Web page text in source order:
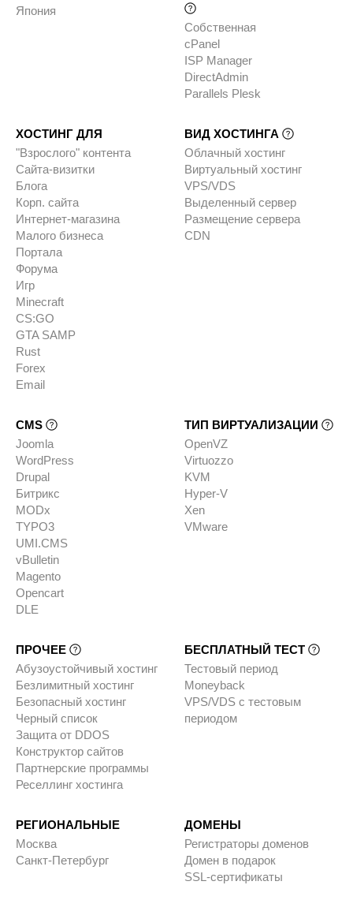
Япония
Собственная
cPanel
ISP Manager
DirectAdmin
Parallels Plesk
ХОСТИНГ ДЛЯ
"Взрослого" контента
Сайта-визитки
Блога
Корп. сайта
Интернет-магазина
Малого бизнеса
Портала
Форума
Игр
Minecraft
CS:GO
GTA SAMP
Rust
Forex
Email
ВИД ХОСТИНГА
Облачный хостинг
Виртуальный хостинг
VPS/VDS
Выделенный сервер
Размещение сервера
CDN
CMS
Joomla
WordPress
Drupal
Битрикс
MODx
TYPO3
UMI.CMS
vBulletin
Magento
Opencart
DLE
ТИП ВИРТУАЛИЗАЦИИ
OpenVZ
Virtuozzo
KVM
Hyper-V
Xen
VMware
ПРОЧЕЕ
Абузоустойчивый хостинг
Безлимитный хостинг
Безопасный хостинг
Черный список
Защита от DDOS
Конструктор сайтов
Партнерские программы
Реселлинг хостинга
БЕСПЛАТНЫЙ ТЕСТ
Тестовый период
Moneyback
VPS/VDS с тестовым
периодом
РЕГИОНАЛЬНЫЕ
Москва
Санкт-Петербург
ДОМЕНЫ
Регистраторы доменов
Домен в подарок
SSL-сертификаты